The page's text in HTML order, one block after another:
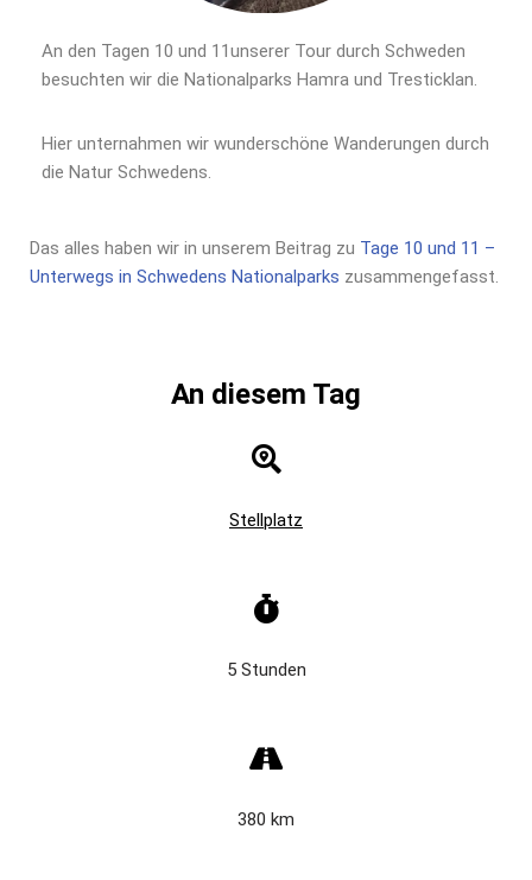
An den Tagen 10 und 11unserer Tour durch Schweden
besuchten wir die Nationalparks Hamra und Tresticklan.
Hier unternahmen wir wunderschöne Wanderungen durch
die Natur Schwedens.
Das alles haben wir in unserem Beitrag zu Tage 10 und 11 –
Unterwegs in Schwedens Nationalparks zusammengefasst.
An diesem Tag
Stellplatz
5 Stunden
380 km